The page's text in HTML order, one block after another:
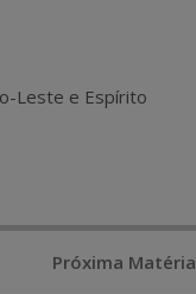
Leste e Espírito
Próxima Matéria